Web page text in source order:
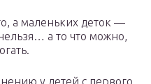
а маленьких деток —
а то что можно,
у детей с первого